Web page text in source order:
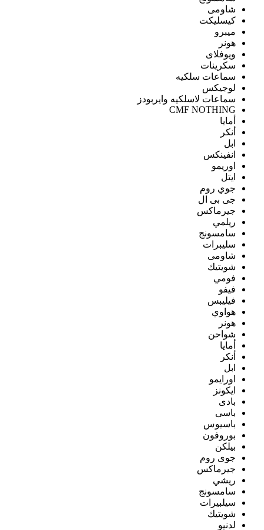
شاومى
كيسليكت
ميبرو
هونر
ويوفلاى
سكرينات
سماعات سلكيه
لوجيكس
سماعات لاسلكيه وايربودز
CMF NOTHING
أمايا
أنكر
ابل
انفينكس
اوريمو
ايتل
جوي روم
جى بى ال
جيرماكس
ريلمي
سامسونج
سليبرات
شاومى
شويتيك
فومي
فيفو
فيليبس
هواوي
هونر
شواحن
أمايا
أنكر
ابل
اورايمو
ايكونز
بادى
باسى
باسيوس
بوروفون
بيلكن
جوى روم
جيرماكس
ريشي
سامسونج
سيلبيرات
شويتيك
لدنيو